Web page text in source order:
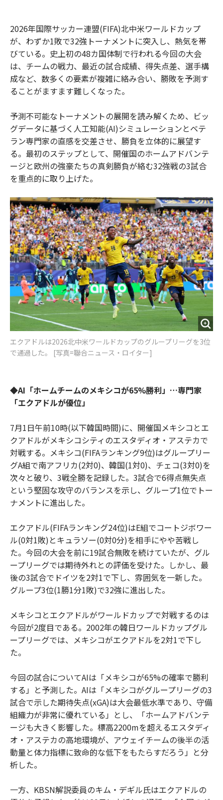
2026年国際サッカー連盟(FIFA)北中米ワールドカップ
が、わずか1敗で32強トーナメントに突入し、熱気を帯
びている。史上初の48カ国体制で行われる今回の大会
は、チームの戦力、最近の試合成績、得失点差、選手構
成など、数多くの要素が複雑に絡み合い、勝敗を予測す
ることがますます難しくなった。
予測不可能なトーナメントの展開を読み解くため、ビッ
グデータに基づく人工知能(AI)シミュレーションとベテ
ラン専門家の直感を交差させ、勝負を立体的に展望す
る。最初のステップとして、開催国のホームアドバンテ
ージと欧州の強豪たちの真剣勝負が絡む32強戦の3試合
を重点的に取り上げた。
エクアドルは2026北中米ワールドカップのグループリーグを3位
で通過した。 [写真=聯合ニュース・ロイター]
◆AI「ホームチームのメキシコが65%勝利」…専門家
「エクアドルが優位」
7月1日午前10時(以下韓国時間)に、開催国メキシコとエ
クアドルがメキシコシティのエスタディオ・アステカで
対戦する。メキシコ(FIFAランキング9位)はグループリー
グA組で南アフリカ(2対0)、韓国(1対0)、チェコ(3対0)を
次々と破り、3戦全勝を記録した。3試合で6得点無失点
という堅固な攻守のバランスを示し、グループ1位でトー
ナメントに進出した。
エクアドル(FIFAランキング24位)はE組でコートジボワー
ル(0対1敗)とキュラソー(0対0分)を相手にやや苦戦し
た。今回の大会を前に19試合無敗を続けていたが、グル
ープリーグでは期待外れとの評価を受けた。しかし、最
後の3試合でドイツを2対1で下し、雰囲気を一新した。
グループ3位(1勝1分1敗)で32強に進出した。
メキシコとエクアドルがワールドカップで対戦するのは
今回が2度目である。2002年の韓日ワールドカップグル
ープリーグでは、メキシコがエクアドルを2対1で下し
た。
今回の試合についてAIは「メキシコが65%の確率で勝利
する」と予測した。AIは「メキシコがグループリーグの3
試合で示した期待失点(xGA)は大会最低水準であり、守備
組織力が非常に優れている」とし、「ホームアドバンテ
ージも大きく影響した。標高2200mを超えるエスタディ
オ・アステカの高地環境が、アウェイチームの後半の活
動量と体力指標に致命的な低下をもたらすだろう」と分
析した。
一方、KBSN解説委員のキム・デギル氏はエクアドルの